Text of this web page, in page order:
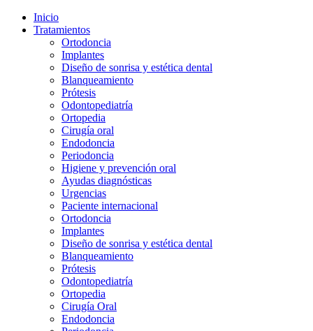
Inicio
Tratamientos
Ortodoncia
Implantes
Diseño de sonrisa y estética dental
Blanqueamiento
Prótesis
Odontopediatría
Ortopedia
Cirugía oral
Endodoncia
Periodoncia
Higiene y prevención oral
Ayudas diagnósticas
Urgencias
Paciente internacional
Ortodoncia
Implantes
Diseño de sonrisa y estética dental
Blanqueamiento
Prótesis
Odontopediatría
Ortopedia
Cirugía Oral
Endodoncia